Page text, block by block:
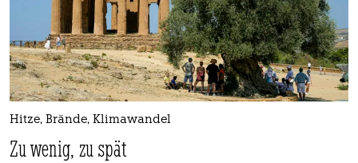
Hitze, Brände, Klimawandel
Zu wenig, zu spät